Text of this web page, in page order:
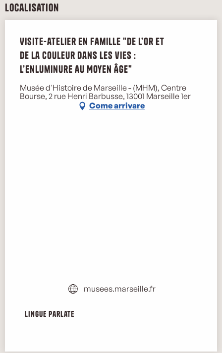
Localisation
Visite-atelier en famille "De l’or et
de la couleur dans les vies :
l’enluminure au Moyen Âge"
Musée d'Histoire de Marseille - (MHM), Centre
Bourse, 2 rue Henri Barbusse, 13001 Marseille 1er
Come arrivare
musees.marseille.fr
Lingue parlate
Lingue parlate